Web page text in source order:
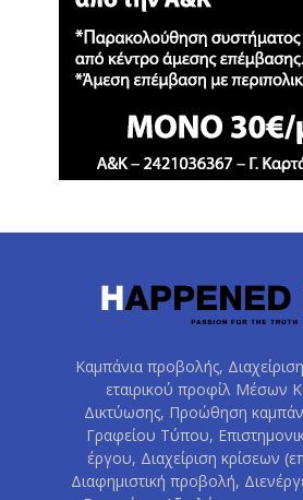
Καμπάνια προβολής,
εταιρικού προφίλ Μέσων
Δικτύωσης, Προώθηση
Γραφείου Τύπου,
έργου, Διαχείριση κρίσεων
Διαφημιστική προβολή,